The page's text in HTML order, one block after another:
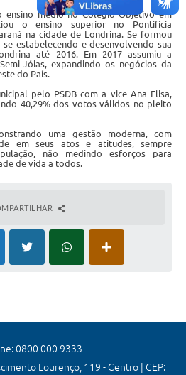
ensino médio no Colégio Objetivo em
o ensino superior no Pontifícia
na cidade de Londrina. Se formou
estabelecendo e desenvolvendo sua
até 2016. Em 2017 assumiu a
Jóias, expandindo os negócios da
do País.
pelo PSDB com a vice Ana Elisa,
40,29% dos votos válidos no pleito
uma gestão moderna, com
em seus atos e atitudes, sempre
não medindo esforços para
de vida a todos.
0800 000 9333
Lourenço, 119 - Centro | CEP: